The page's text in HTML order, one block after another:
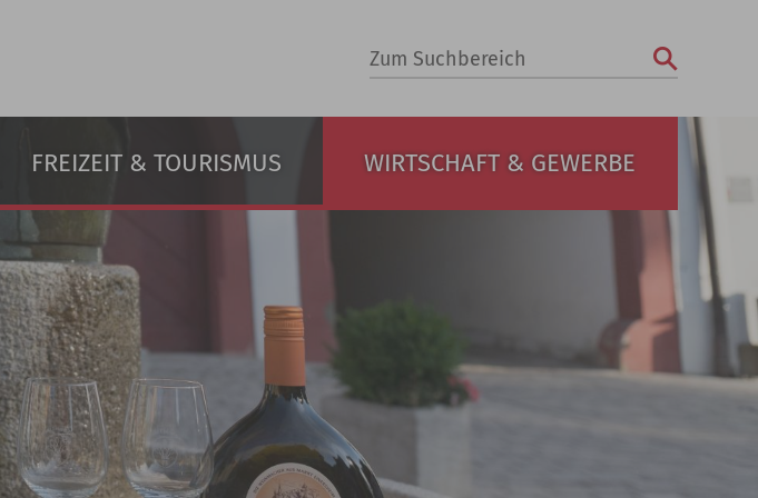
Zum Suchbereich
FREIZEIT & TOURISMUS WIRTSCHAFT & GEWERBE